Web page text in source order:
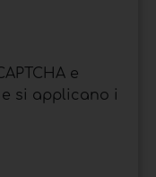
e
e si applicano i